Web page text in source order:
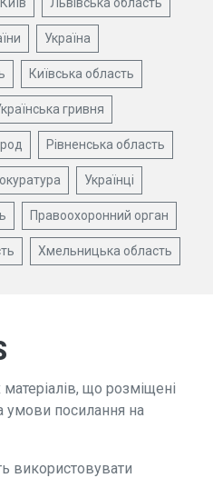
Україна
Київська область
гривня
Рівненська область
Українці
Правоохоронний орган
Хмельницька область
що розміщені
умови посилання на
використовувати